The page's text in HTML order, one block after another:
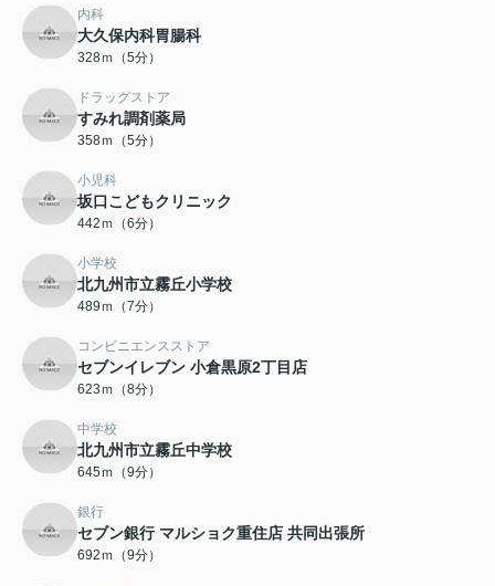
内科
大久保内科胃腸科
328ｍ（5分）
ドラッグストア
すみれ調剤薬局
358ｍ（5分）
小児科
坂口こどもクリニック
442ｍ（6分）
小学校
北九州市立霧丘小学校
489ｍ（7分）
コンビニエンスストア
セブンイレブン 小倉黒原2丁目店
623ｍ（8分）
中学校
北九州市立霧丘中学校
645ｍ（9分）
銀行
セブン銀行 マルショク重住店 共同出張所
692ｍ（9分）